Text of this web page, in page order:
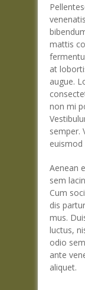
mattis
at
augue.
non mi
semper.
euismod
Aenean
sem
Cum
dis
mus.
luctus,
odio
ante
aliquet.